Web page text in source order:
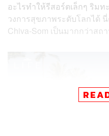
อะไรทำให้รีสอร์ตเล็กๆ ริม
วงการสุขภาพระดับโลกได้
Chiva-Som เป็นมากกว่าสถ